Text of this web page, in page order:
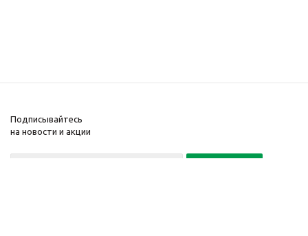
Подписывайтесь
на новости и акции